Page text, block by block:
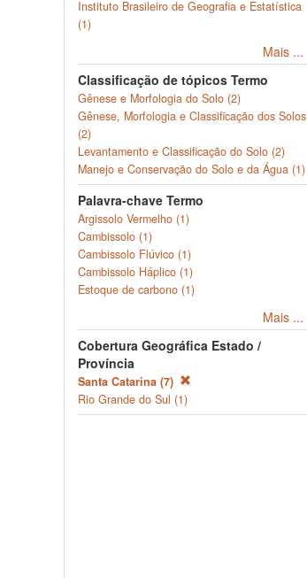
Instituto Brasileiro de Geografia e Estatística
(1)
Mais ...
Classificação de tópicos Termo
Gênese e Morfologia do Solo (2)
Gênese, Morfologia e Classificação dos Solos
(2)
Levantamento e Classificação do Solo (2)
Manejo e Conservação do Solo e da Água (1)
Palavra-chave Termo
Argissolo Vermelho (1)
Cambissolo (1)
Cambissolo Flúvico (1)
Cambissolo Háplico (1)
Estoque de carbono (1)
Mais ...
Cobertura Geográfica Estado /
Província
Santa Catarina (7)
Rio Grande do Sul (1)